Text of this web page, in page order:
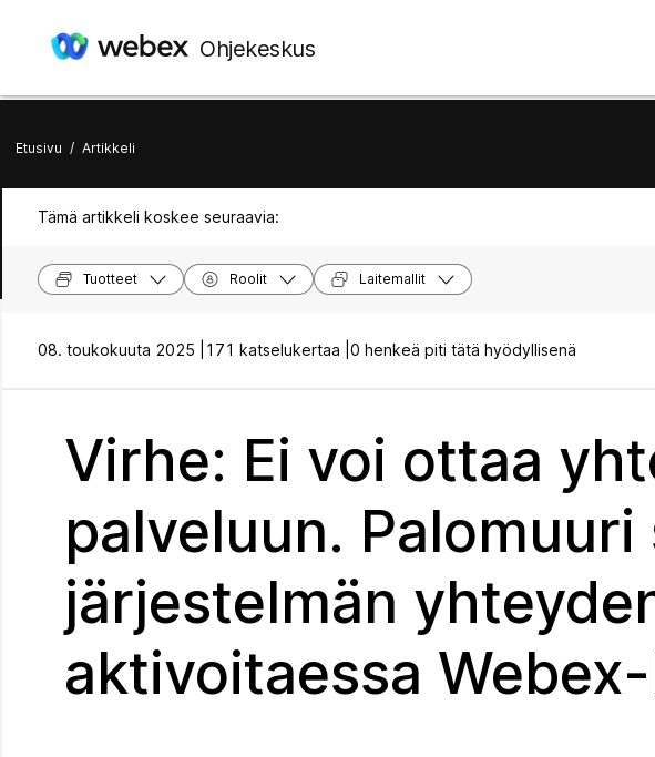
Ohjekeskus
Etusivu / Artikkeli
Tämä artikkeli koskee seuraavia:
Tuotteet Roolit Laitemallit
08. toukokuuta 2025 | 171 katselukertaa | 0 henkeä piti tätä hyödyllisenä
Virhe: Ei voi ottaa
palveluun. Palomuuri
järjestelmän
aktivoitaessa